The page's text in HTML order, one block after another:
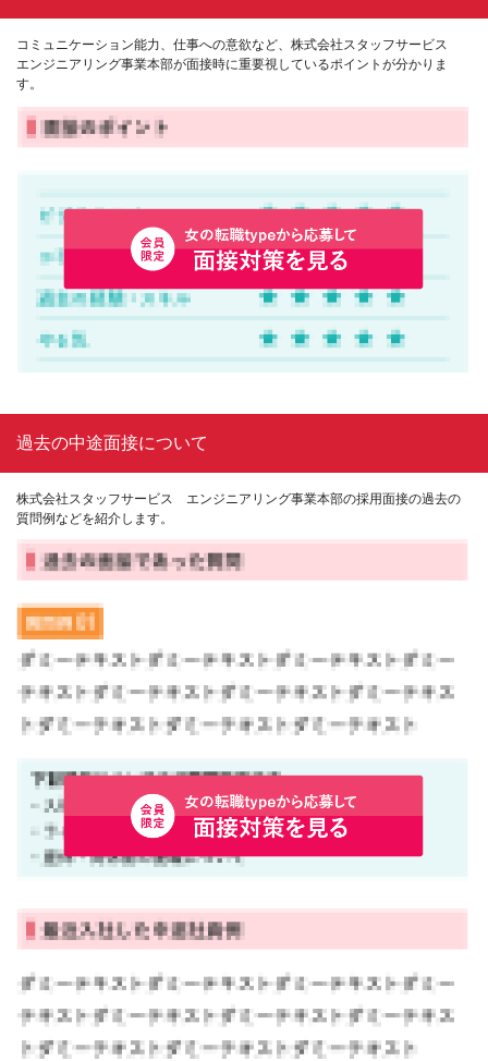
コミュニケーション能力、仕事への意欲など、株式会社スタッフサービス
エンジニアリング事業本部が面接時に重要視しているポイントが分かりま
す。
過去の中途面接について
株式会社スタッフサービス エンジニアリング事業本部の採用面接の過去の
質問例などを紹介します。